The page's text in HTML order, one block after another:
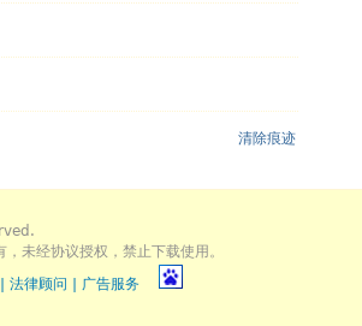
清除痕迹
未经协议授权，禁止下载使用。
法律顾问 广告服务